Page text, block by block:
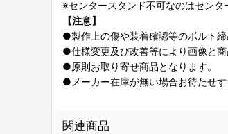
※センタースタンド不可なのはセン
【注意】
●製作上の傷や装着確認等のボルト締
●仕様変更及び改善等により画像と商
●原則お取り寄せ商品となります。
●メーカー在庫が無い場合お待たせす
関連商品